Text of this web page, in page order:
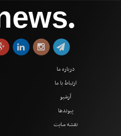
●
درباره ما
ارتباط با ما
آرشیو
پیوندها
نقشه سایت